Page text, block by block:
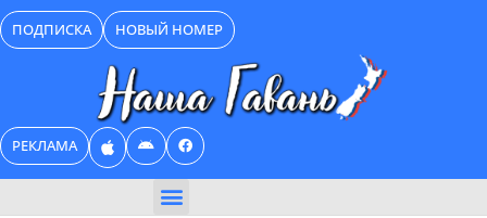
Перейти
к
содержимому
ПОДПИСКА НОВЫЙ НОМЕР
РЕКЛАМА